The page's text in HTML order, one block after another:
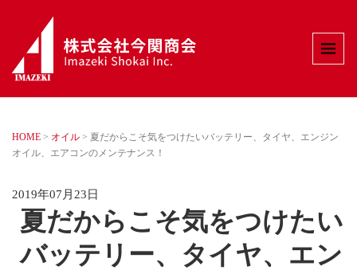
HOME > オイル > 夏だからこそ気をつけたいバッテリー、タイヤ、エンジン
オイル、エアコンのメンテナンス！
2019年07月23日
夏だからこそ気をつけたい
バッテリー、タイヤ、エン